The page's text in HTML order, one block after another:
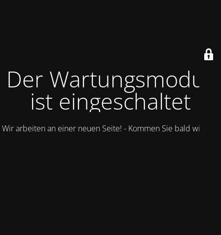
Der Wartungsmodus
ist eingeschaltet
Wir arbeiten an einer neuen Seite! - Kommen Sie bald wieder.